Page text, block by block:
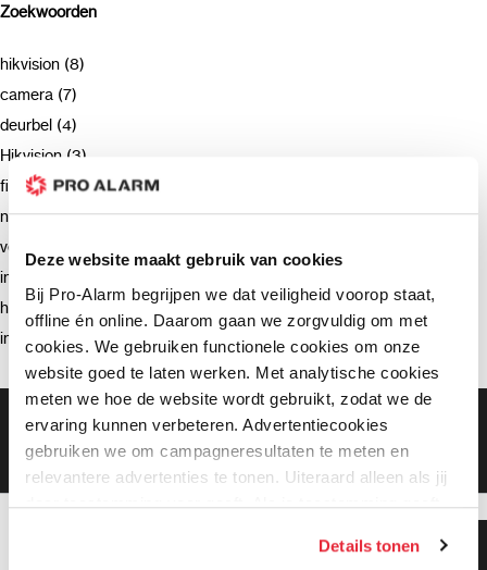
Deze website maakt gebruik van cookies
Bij Pro-Alarm begrijpen we dat veiligheid voorop staat,
offline én online. Daarom gaan we zorgvuldig om met
cookies. We gebruiken functionele cookies om onze
website goed te laten werken. Met analytische cookies
meten we hoe de website wordt gebruikt, zodat we de
ervaring kunnen verbeteren. Advertentiecookies
gebruiken we om campagneresultaten te meten en
relevantere advertenties te tonen. Uiteraard alleen als jij
daar toestemming voor geeft. Als je toestemming geeft,
kunnen deze gegevens combineren met informatie die zij
Details tonen
Zoekwoorden
hikvision (8)
camera (7)
deurbel (4)
Hikvision (3)
firmware (3)
netwerkrecorder (2)
verzending (2)
intercom (2)
hik-connect (2)
installatie (2)
Gratis bezorging vanaf €99,-
Gratis retourneren binnen 90 dagen*
Klanten geven ons een 9.3 gemiddeld
Klanten geven ons 9.3